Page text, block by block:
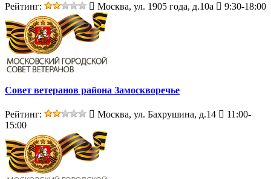
Рейтинг: Москва, ул. 1905 года, д.10а 9:30-18:00
Совет ветеранов района Замоскворечье
Рейтинг: Москва, ул. Бахрушина, д.14
11:00-
15:00